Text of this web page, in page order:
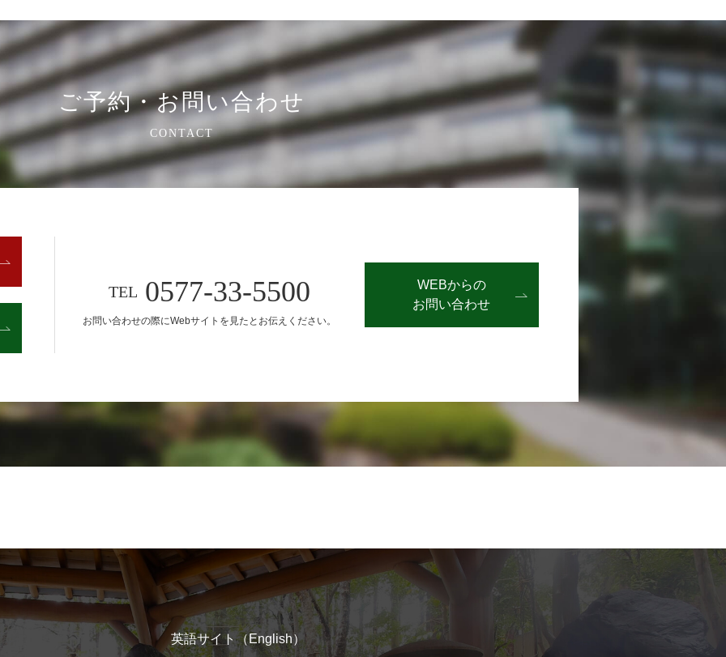
ご予約・お問い合わせ
CONTACT
TEL 0577-33-5500
お問い合わせの際にWebサイトを見たとお伝えください。
WEBからの
お問い合わせ
英語サイト（English）